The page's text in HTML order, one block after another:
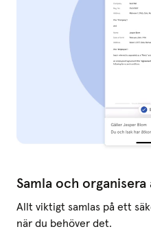
Samla och
Allt viktigt samlas på ett
när du behöver det.